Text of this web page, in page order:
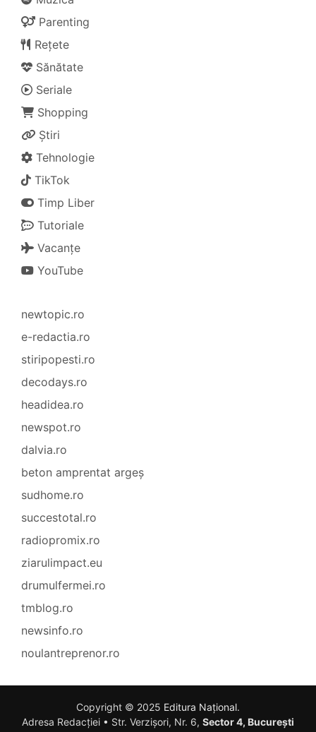
Parenting
Rețete
Sănătate
Seriale
Shopping
Știri
Tehnologie
TikTok
Timp Liber
Tutoriale
Vacanțe
YouTube
newtopic.ro
e-redactia.ro
stiripopesti.ro
decodays.ro
headidea.ro
newspot.ro
dalvia.ro
beton amprentat argeș
sudhome.ro
succestotal.ro
radiopromix.ro
ziarulimpact.eu
drumulfermei.ro
tmblog.ro
newsinfo.ro
noulantreprenor.ro
Copyright © 2025 Editura Național.
Adresa Redacției • Str. Verzișori, Nr. 6, Sector 4, București